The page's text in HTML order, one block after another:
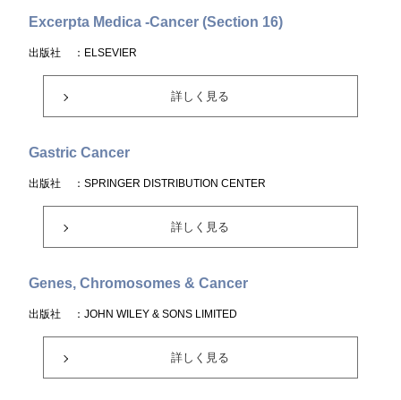
Excerpta Medica -Cancer (Section 16)
出版社 ：ELSEVIER
詳しく見る
Gastric Cancer
出版社 ：SPRINGER DISTRIBUTION CENTER
詳しく見る
Genes, Chromosomes & Cancer
出版社 ：JOHN WILEY & SONS LIMITED
詳しく見る